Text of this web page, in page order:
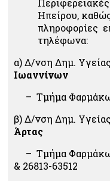
Ηπείρου,
πληροφορίες
τηλέφωνα:
α) Δ/νση Δημ.
Ιωαννίνων
– Τμήμα
β) Δ/νση Δημ.
Άρτας
– Τμήμα
& 26813-63512